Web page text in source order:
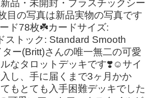
品・未開封・プラスチックシー
目の写真は新品実物の写真です
ド78枚☘️カードサイズ:
トック: Standard Smooth
ター(Britt)さんの唯一無二の可愛
なタロットデッキです❣️☺️サイ
し、手に届くまで3ヶ月かか
もとても入手困難デッキでした